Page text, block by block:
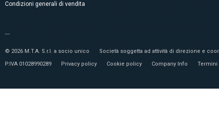
Condizioni generali di vendita
© 2026 M.T.A. S.r.l. a socio unico
Società soggetta ad attività di direzione e
P.IVA 01028990289
Privacy policy Cookie policy Company Info Termini